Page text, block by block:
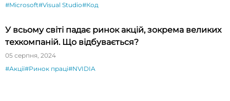
#Microsoft#Visual Studio#Код
У всьому світі падає ринок акцій, зокрема великих
техкомпаній. Що відбувається?
05 серпня, 2024
#Акції#Ринок праці#NVIDIA